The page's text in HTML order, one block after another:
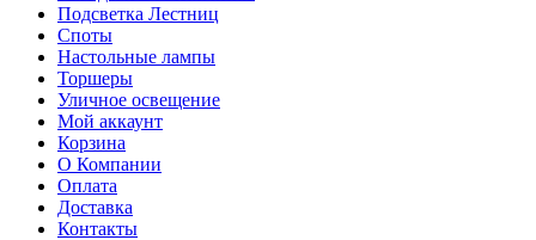
Подсветка Лестниц
Споты
Настольные лампы
Торшеры
Уличное освещение
Мой аккаунт
Корзина
О Компании
Оплата
Доставка
Контакты